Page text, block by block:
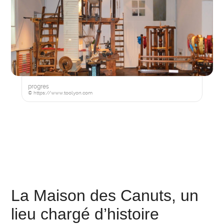
progres
© https://www.toolyon.com
La Maison des Canuts, un
lieu chargé d’histoire